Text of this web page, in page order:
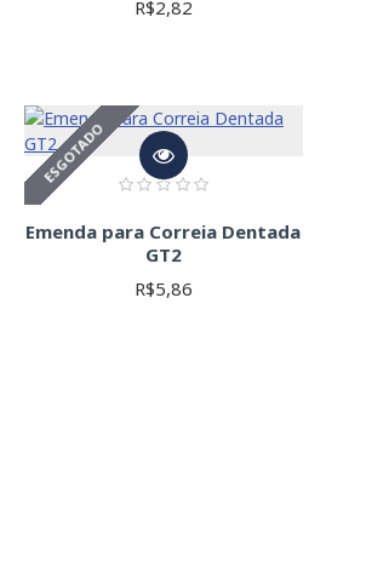
R$2,82
ESGOTADO
Emenda para Correia Dentada
GT2
R$5,86